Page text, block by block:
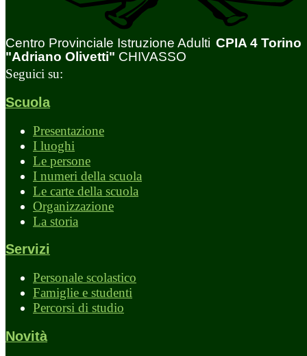
Centro Provinciale Istruzione Adulti CPIA 4 Torino
"Adriano Olivetti" CHIVASSO
Seguici su:
Scuola
Presentazione
I luoghi
Le persone
I numeri della scuola
Le carte della scuola
Organizzazione
La storia
Servizi
Personale scolastico
Famiglie e studenti
Percorsi di studio
Novità